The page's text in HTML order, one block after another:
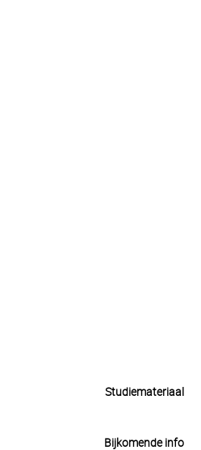
Studiemateriaal
Bijkomende info